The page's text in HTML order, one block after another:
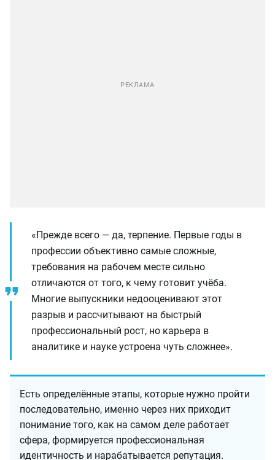
«Прежде всего — да, терпение. Первые годы в
профессии объективно самые сложные,
требования на рабочем месте сильно
отличаются от того, к чему готовит учёба.
Многие выпускники недооценивают этот
разрыв и рассчитывают на быстрый
профессиональный рост, но карьера в
аналитике и науке устроена чуть сложнее».
Есть определённые этапы, которые нужно пройти
последовательно, именно через них приходит
понимание того, как на самом деле работает
сфера, формируется профессиональная
идентичность и нарабатывается репутация.